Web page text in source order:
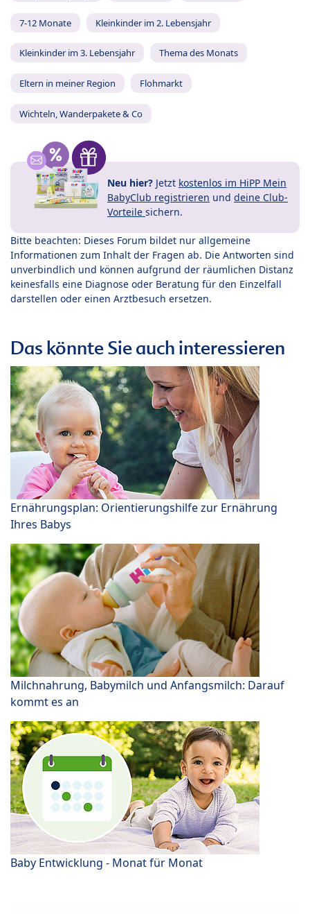
7-12 Monate Kleinkinder im 2. Lebensjahr
Kleinkinder im 3. Lebensjahr Thema des Monats
Eltern in meiner Region Flohmarkt
Wichteln, Wanderpakete & Co
Neu hier? Jetzt kostenlos im HiPP Mein
BabyClub registrieren und deine Club-
Vorteile sichern.
Bitte beachten: Dieses Forum bildet nur allgemeine
Informationen zum Inhalt der Fragen ab. Die Antworten sind
unverbindlich und können aufgrund der räumlichen Distanz
keinesfalls eine Diagnose oder Beratung für den Einzelfall
darstellen oder einen Arztbesuch ersetzen.
Das könnte Sie auch interessieren
Ernährungsplan: Orientierungshilfe zur Ernährung
Ihres Babys
Milchnahrung, Babymilch und Anfangsmilch: Darauf
kommt es an
Baby Entwicklung - Monat für Monat